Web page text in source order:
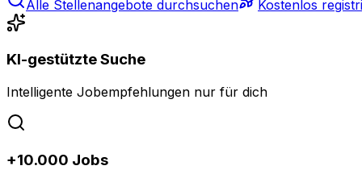
Alle Stellenangebote durchsuchen Kostenlos
KI-gestützte Suche
Intelligente Jobempfehlungen nur für dich
+10.000 Jobs